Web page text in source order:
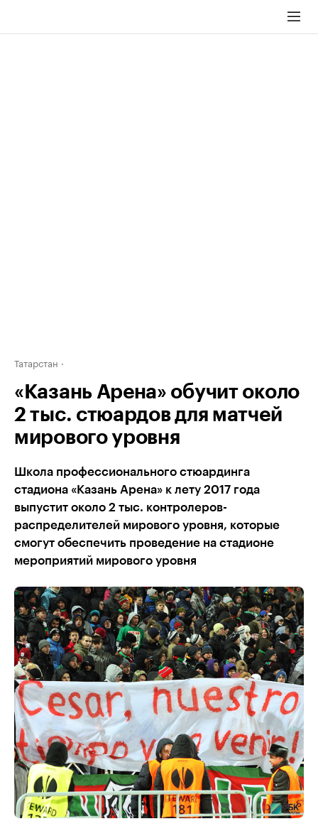
Татарстан
«Казань Арена» обучит около
2 тыс. стюардов для матчей
мирового уровня
Школа профессионального стюардинга
стадиона «Казань Арена» к лету 2017 года
выпустит около 2 тыс. контролеров-
распределителей мирового уровня, которые
смогут обеспечить проведение на стадионе
мероприятий мирового уровня